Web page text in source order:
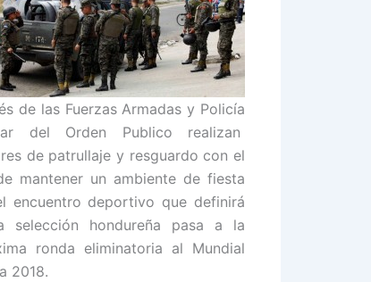
de las Fuerzas Armadas y Policía
del Orden Publico realizan
de patrullaje y resguardo con el
mantener un ambiente de fiesta
encuentro deportivo que definirá
selección hondureña pasa a la
ronda eliminatoria al Mundial
2018.